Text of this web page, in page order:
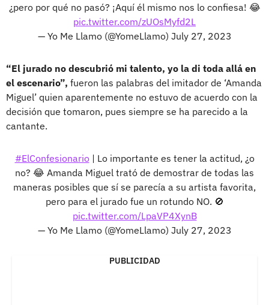
¿pero por qué no pasó? ¡Aquí él mismo nos lo confiesa! 😂
pic.twitter.com/zUOsMyfd2L
— Yo Me Llamo (@YomeLlamo) July 27, 2023
“El jurado no descubrió mi talento, yo la di toda allá en
el escenario”, fueron las palabras del imitador de ‘Amanda
Miguel’ quien aparentemente no estuvo de acuerdo con la
decisión que tomaron, pues siempre se ha parecido a la
cantante.
#ElConfesionario| Lo importante es tener la actitud, ¿o
no? 😂 Amanda Miguel trató de demostrar de todas las
maneras posibles que sí se parecía a su artista favorita,
pero para el jurado fue un rotundo NO. 🚫
pic.twitter.com/LpaVP4XynB
— Yo Me Llamo (@YomeLlamo) July 27, 2023
PUBLICIDAD